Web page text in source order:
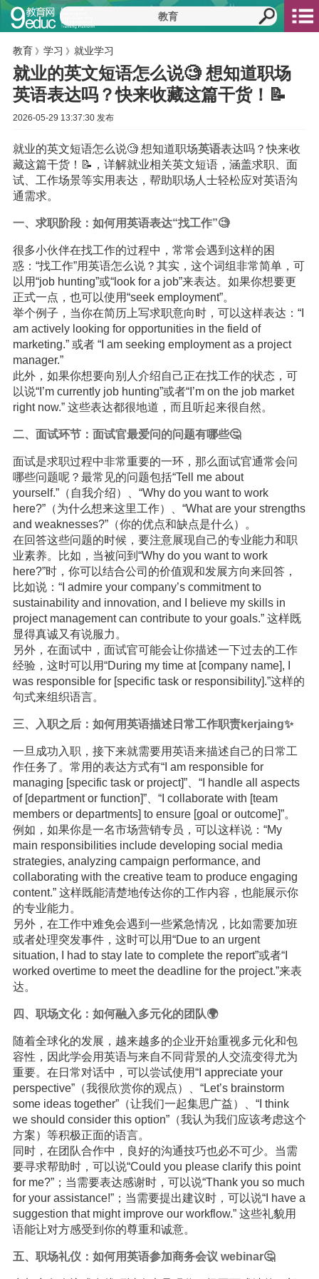
教育 》 学习 》 就业学习
就业的英文短语怎么说🧐 想知道职场
英语表达吗？快来收藏这篇干货！📝
2026-05-29 13:37:30 发布
就业的英文短语怎么说🧐 想知道职场英语表达吗？快来收
藏这篇干货！📝，详解就业相关英文短语，涵盖求职、面
试、工作场景等实用表达，帮助职场人士轻松应对英语沟
通需求。
一、求职阶段：如何用英语表达“找工作”🧐
很多小伙伴在找工作的过程中，常常会遇到这样的困
惑：“找工作”用英语怎么说？其实，这个词组非常简单，可
以用“job hunting”或“look for a job”来表达。如果你想要更
正式一点，也可以使用“seek employment”。
举个例子，当你在简历上写求职意向时，可以这样表达：“I
am actively looking for opportunities in the field of
marketing.” 或者 “I am seeking employment as a project
manager.”
此外，如果你想要向别人介绍自己正在找工作的状态，可
以说“I’m currently job hunting”或者“I’m on the job market
right now.” 这些表达都很地道，而且听起来很自然。
二、面试环节：面试官最爱问的问题有哪些🤔
面试是求职过程中非常重要的一环，那么面试官通常会问
哪些问题呢？最常见的问题包括“Tell me about
yourself.”（自我介绍）、“Why do you want to work
here?”（为什么想来这里工作）、“What are your strengths
and weaknesses?”（你的优点和缺点是什么）。
在回答这些问题的时候，要注意展现自己的专业能力和职
业素养。比如，当被问到“Why do you want to work
here?”时，你可以结合公司的价值观和发展方向来回答，
比如说：“I admire your company’s commitment to
sustainability and innovation, and I believe my skills in
project management can contribute to your goals.” 这样既
显得真诚又有说服力。
另外，在面试中，面试官可能会让你描述一下过去的工作
经验，这时可以用“During my time at [company name], I
was responsible for [specific task or responsibility].”这样的
句式来组织语言。
三、入职之后：如何用英语描述日常工作职责kerjaing✨
一旦成功入职，接下来就需要用英语来描述自己的日常工
作任务了。常用的表达方式有“I am responsible for
managing [specific task or project]”、“I handle all aspects
of [department or function]”、“I collaborate with [team
members or departments] to ensure [goal or outcome]”。
例如，如果你是一名市场营销专员，可以这样说：“My
main responsibilities include developing social media
strategies, analyzing campaign performance, and
collaborating with the creative team to produce engaging
content.” 这样既能清楚地传达你的工作内容，也能展示你
的专业能力。
另外，在工作中难免会遇到一些紧急情况，比如需要加班
或者处理突发事件，这时可以用“Due to an urgent
situation, I had to stay late to complete the report”或者“I
worked overtime to meet the deadline for the project.”来表
达。
四、职场文化：如何融入多元化的团队🌍
随着全球化的发展，越来越多的企业开始重视多元化和包
容性，因此学会用英语与来自不同背景的人交流变得尤为
重要。在日常对话中，可以尝试使用“I appreciate your
perspective”（我很欣赏你的观点）、“Let’s brainstorm
some ideas together”（让我们一起集思广益）、“I think
we should consider this option”（我认为我们应该考虑这个
方案）等积极正面的语言。
同时，在团队合作中，良好的沟通技巧也必不可少。当需
要寻求帮助时，可以说“Could you please clarify this point
for me?”；当需要表达感谢时，可以说“Thank you so much
for your assistance!”；当需要提出建议时，可以说“I have a
suggestion that might improve our workflow.” 这些礼貌用
语能让对方感受到你的尊重和诚意。
五、职场礼仪：如何用英语参加商务会议 webinar🤔